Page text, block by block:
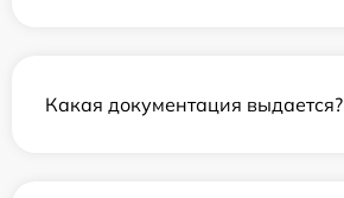
Какая документация выдается?